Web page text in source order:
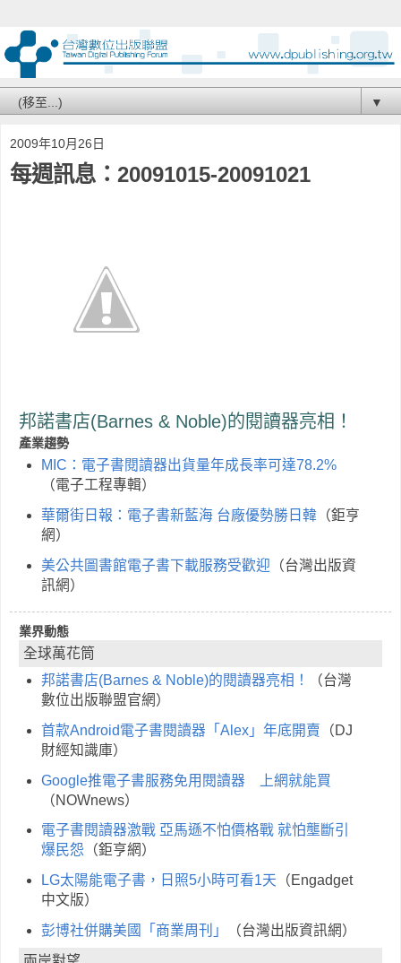
▼
2009年10月26日
每週訊息：20091015-20091021
邦諾書店(Barnes & Noble)的閱讀器亮相！
產業趨勢
MIC：電子書閱讀器出貨量年成長率可達78.2%
（電子工程專輯）
華爾街日報：電子書新藍海 台廠優勢勝日韓（鉅亨
網）
美公共圖書館電子書下載服務受歡迎 （台灣出版資
訊網）
業界動態
全球萬花筒
邦諾書店(Barnes & Noble)的閱讀器亮相！
（台灣
數位出版聯盟官網）
首款Android電子書閱讀器「Alex」年底開賣 （DJ
財經知識庫）
Google推電子書服務免用閱讀器 上網就能買
（NOWnews）
電子書閱讀器激戰 亞馬遜不怕價格戰 就怕壟斷引
爆民怨 （鉅亨網）
LG太陽能電子書，日照5小時可看1天 （Engadget
中文版）
彭博社併購美國「商業周刊」
（台灣出版資訊網）